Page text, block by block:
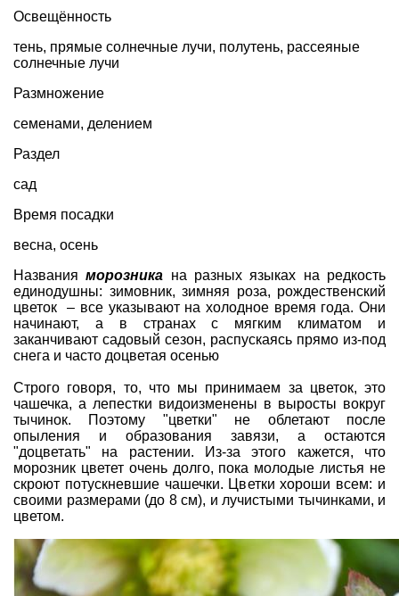
Освещённость
тень, прямые солнечные лучи, полутень, рассеяные
солнечные лучи
Размножение
семенами, делением
Раздел
сад
Время посадки
весна, осень
Названияморозника на разных языках на редкость
единодушны: зимовник, зимняя роза, рождественский
цветок – все указывают на холодное время года. Они
начинают, а в странах с мягким климатом и
заканчивают садовый сезон, распускаясь прямо из-под
снега и часто доцветая осенью
Строго говоря, то, что мы принимаем за цветок, это
чашечка, а лепестки видоизменены в выросты вокруг
тычинок. Поэтому "цветки" не облетают после
опыления и образования завязи, а остаются
"доцветать" на растении. Из-за этого кажется, что
морозник цветет очень долго, пока молодые листья не
скроют потускневшие чашечки. Цветки хороши всем: и
своими размерами (до 8 см), и лучистыми тычинками, и
цветом.